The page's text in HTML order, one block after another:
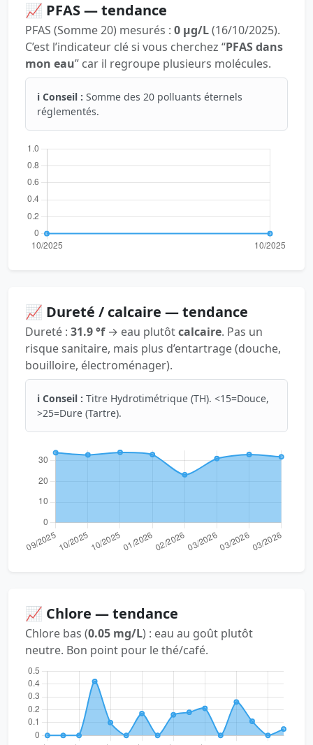
📈 PFAS — tendance
PFAS (Somme 20) mesurés : 0 µg/L(16/10/2025).
C’est l’indicateur clé si vous cherchez “PFAS dans
mon eau” car il regroupe plusieurs molécules.
ℹ️ Conseil : Somme des 20 polluants éternels
réglementés.
📈 Dureté / calcaire — tendance
Dureté : 31.9 °f→ eau plutôtcalcaire. Pas un
risque sanitaire, mais plus d’entartrage (douche,
bouilloire, électroménager).
ℹ️ Conseil : Titre Hydrotimétrique (TH). <15=Douce,
>25=Dure (Tartre).
📈 Chlore — tendance
Chlore bas (0.05 mg/L) : eau au goût plutôt
neutre. Bon point pour le thé/café.